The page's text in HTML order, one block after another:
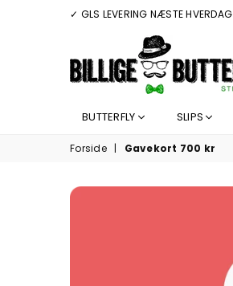
✓ GLS LEVERING NÆSTE HVERDAG
BILLIGEBUTTERFLY.DK
BUTTERFLY SLIPS
Forside | Gavekort 700 kr